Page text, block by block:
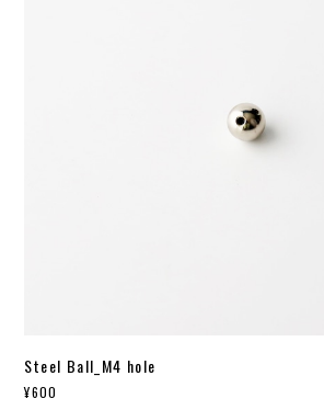
Steel Ball_M4 hole
¥600